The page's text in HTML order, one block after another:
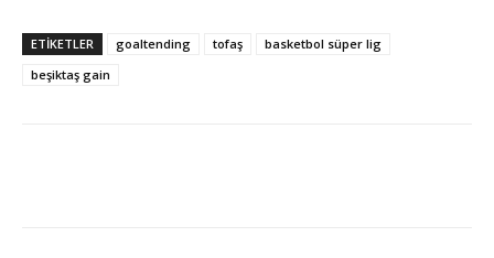
ETIKETLER goaltending tofaş
basketbol süper lig
beşiktaş gain